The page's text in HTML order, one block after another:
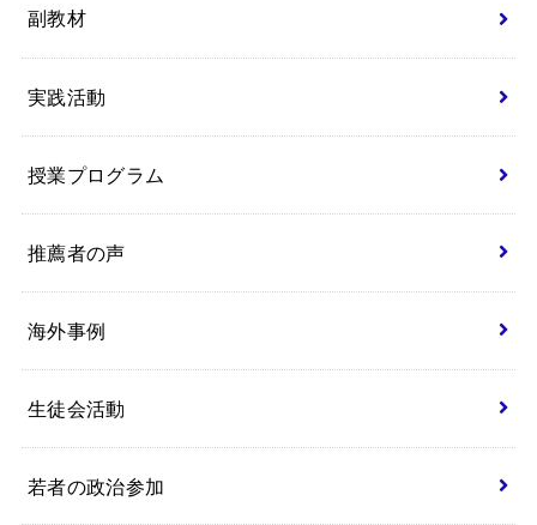
副教材
実践活動
授業プログラム
推薦者の声
海外事例
生徒会活動
若者の政治参加